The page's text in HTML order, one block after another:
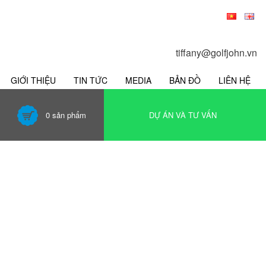
tiffany@golfjohn.vn
GIỚI THIỆU TIN TỨC MEDIA BẢN ĐỒ LIÊN HỆ
DỰ ÁN VÀ TƯ VẤN
0 sản phẩm